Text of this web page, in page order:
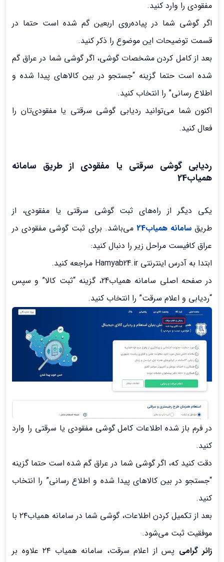
مفقودی را وارد کنید.
اگر گوشی شما در پیاده‌روی اربعین گم شده است حتما در
قسمت توضیحات این موضوع را ذکر کنید.
بعد از کامل کردن مشخصات گوشی، اگر گوشی شما در عراق گم
شده است حتما گزینه “جستجو در بین کالاهای پیدا شده و
اطلاع رسانی” را انتخاب کنید.
اکنون شما می‌توانید ردیابی گوشی سرقتی یا مفقودی‌تان را
فعال کنید.
ردیابی گوشی سرقتی یا مفقودی از طریق سامانه
همیاب24
یکی دیگر از راه‌های ثبت گوشی سرقتی یا مفقودی، از
طریقسامانه همیاب24
می‌باشد. برای ثبت گوشی مفقودی در
عراق کافیست مراحل زیر را دنبال کنید:
ابتدا به آدرس اینترنتی Hamyab24.ir مراجعه کنید.
در صفحه اصلی سامانه همیاب24، گزینه “ثبت کالا” و سپس
“ردیابی و اعلام سرقت” را انتخاب کنید.
در فرم باز شده اطلاعات کامل گوشی مفقودی یا سرقتی را وارد
کنید.
دقت کنید که، اگر گوشی شما در عراق گم شده است حتما گزینه
“جستجو در بین کالاهای پیدا شده و اطلاع رسانی” را انتخاب
کنید.
بعد از تکمیل کردن اطلاعات، گوشی شما در سامانه همیاب۲۴ با
موفقیت ثبت می‌شود.
زائر گرامی
پس از اعلام سرقت، سامانه همیاب ۲۴ علاوه بر